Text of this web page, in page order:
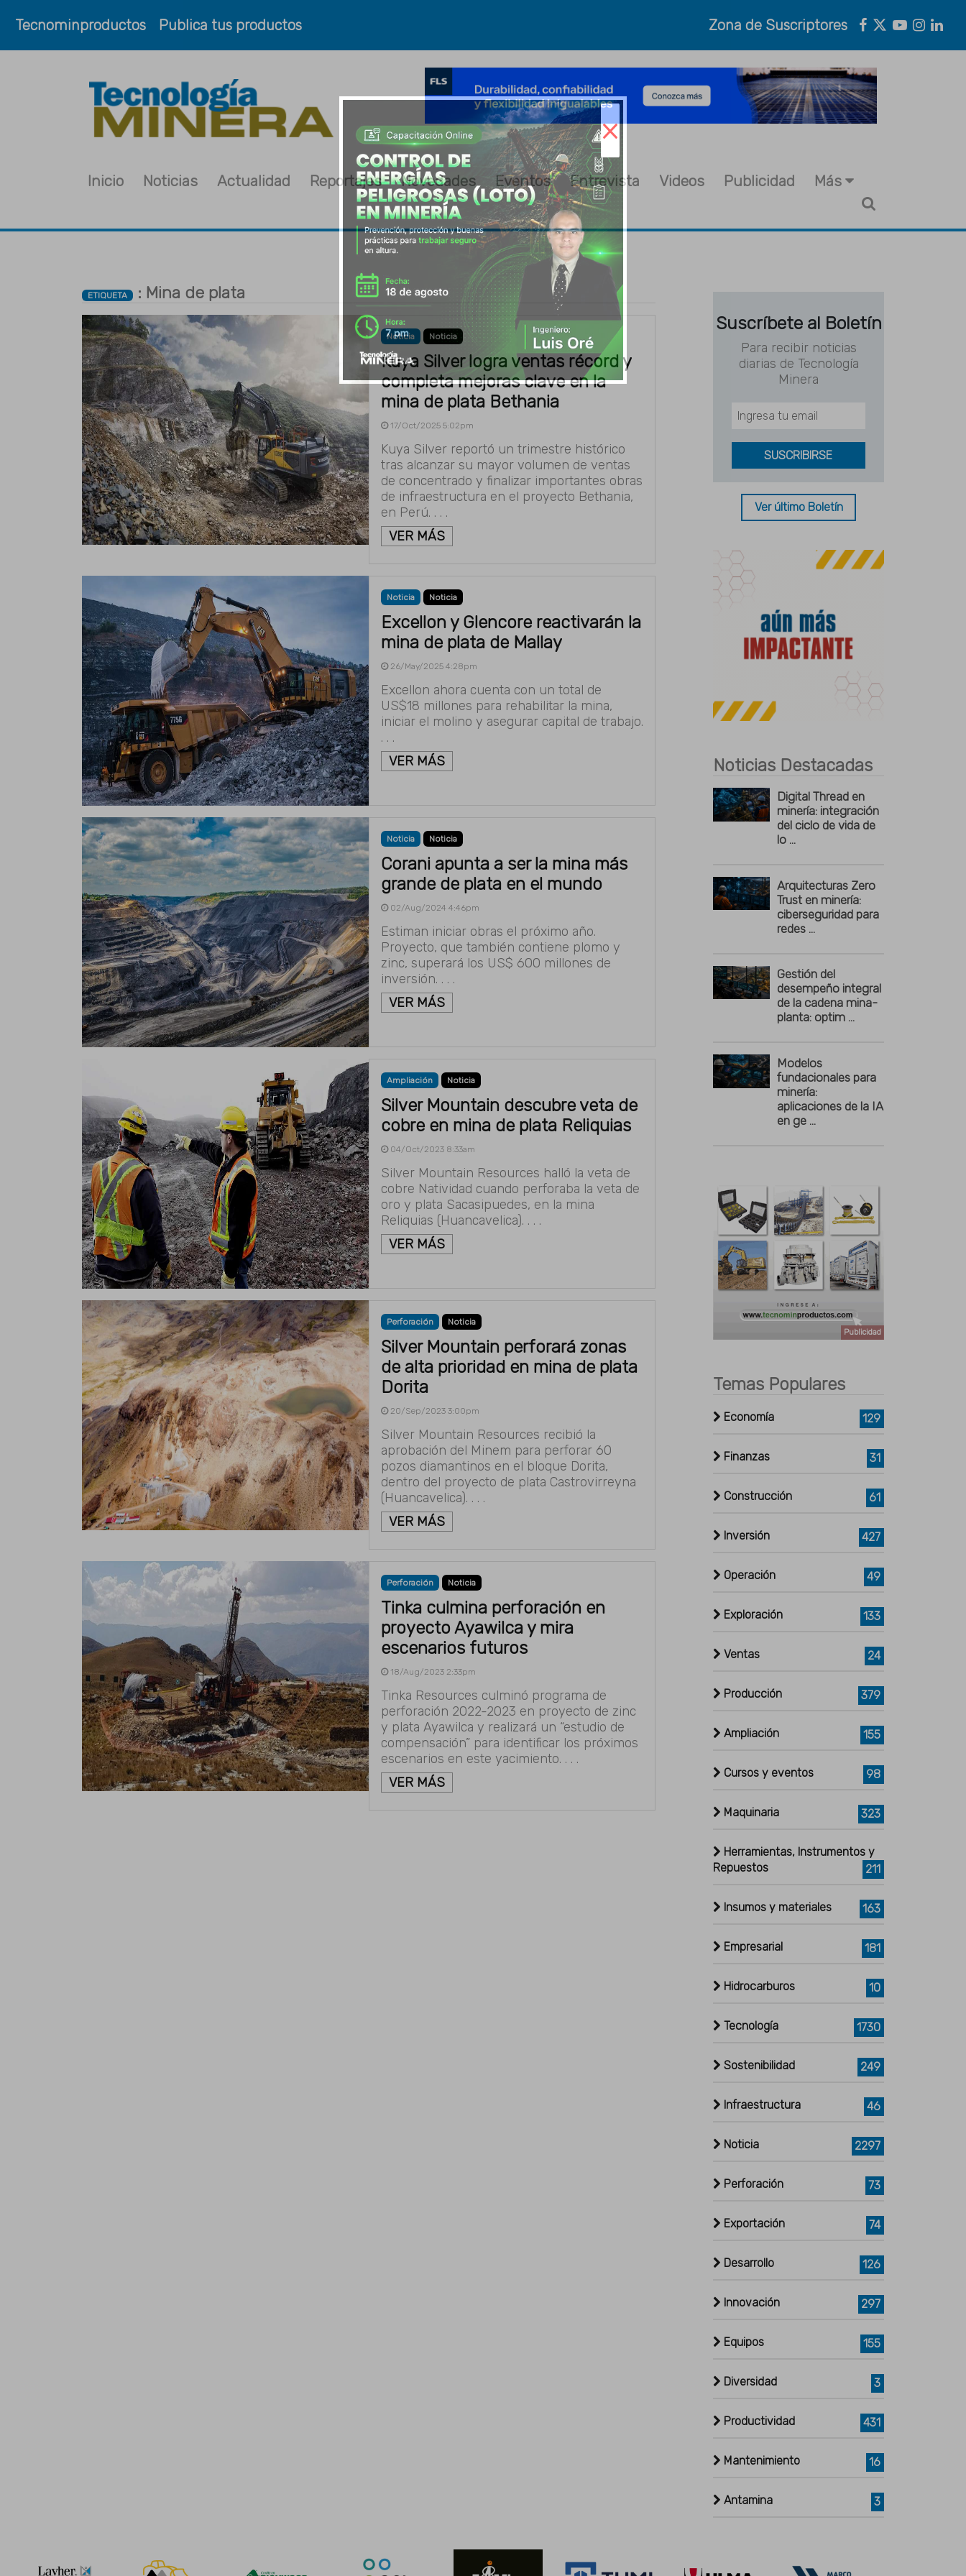
Tecnominproductos Publica tus productos Zona de Suscriptores
Inicio Noticias Actualidad Reportajes Novedades Eventos Entrevista Videos Publicidad Más
ETIQUETA : Mina de plata
Noticia Noticia
Kuya Silver logra ventas récord y
completa mejoras clave en la
mina de plata Bethania
17/Oct/2025 5:02pm
Kuya Silver reportó un trimestre histórico
tras alcanzar su mayor volumen de ventas
de concentrado y finalizar importantes obras
de infraestructura en el proyecto Bethania,
en Perú. . . .
VER MÁS
Noticia Noticia
Excellon y Glencore reactivarán la
mina de plata de Mallay
26/May/2025 4:28pm
Excellon ahora cuenta con un total de
US$18 millones para rehabilitar la mina,
iniciar el molino y asegurar capital de trabajo.
. . .
VER MÁS
Noticia Noticia
Corani apunta a ser la mina más
grande de plata en el mundo
02/Aug/2024 4:46pm
Estiman iniciar obras el próximo año.
Proyecto, que también contiene plomo y
zinc, superará los US$ 600 millones de
inversión. . . .
VER MÁS
Ampliación Noticia
Silver Mountain descubre veta de
cobre en mina de plata Reliquias
04/Oct/2023 8:33am
Silver Mountain Resources halló la veta de
cobre Natividad cuando perforaba la veta de
oro y plata Sacasipuedes, en la mina
Reliquias (Huancavelica). . . .
VER MÁS
Perforación Noticia
Silver Mountain perforará zonas
de alta prioridad en mina de plata
Dorita
20/Sep/2023 3:00pm
Silver Mountain Resources recibió la
aprobación del Minem para perforar 60
pozos diamantinos en el bloque Dorita,
dentro del proyecto de plata Castrovirreyna
(Huancavelica). . . .
VER MÁS
Perforación Noticia
Tinka culmina perforación en
proyecto Ayawilca y mira
escenarios futuros
18/Aug/2023 2:33pm
Tinka Resources culminó programa de
perforación 2022-2023 en proyecto de zinc
y plata Ayawilca y realizará un “estudio de
compensación” para identificar los próximos
escenarios en este yacimiento. . . .
VER MÁS
Suscríbete al Boletín
Para recibir noticias
diarias de Tecnología
Minera
Ver último Boletín
Noticias Destacadas
Digital Thread en
minería: integración
del ciclo de vida de
lo ...
Arquitecturas Zero
Trust en minería:
ciberseguridad para
redes ...
Gestión del
desempeño integral
de la cadena mina-
planta: optim ...
Modelos
fundacionales para
minería:
aplicaciones de la IA
en ge ...
Publicidad
Temas Populares
Economía 129
Finanzas 31
Construcción 61
Inversión 427
Operación 49
Exploración 133
Ventas 24
Producción 379
Ampliación 155
Cursos y eventos 98
Maquinaria 323
Herramientas, Instrumentos y
Repuestos
211
Insumos y materiales 163
Empresarial 181
Hidrocarburos 10
Tecnología 1730
Sostenibilidad 249
Infraestructura 46
Noticia 2297
Perforación 73
Exportación 74
Desarrollo 126
Innovación 297
Equipos 155
Diversidad 3
Productividad 431
Mantenimiento 16
Antamina 3
×